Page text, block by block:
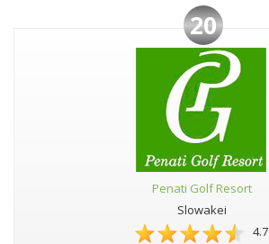
20
Penati Golf Resort
Slowakei
4.7